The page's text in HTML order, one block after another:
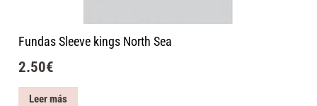
Fundas Sleeve kings North Sea
2.50€
Leer más